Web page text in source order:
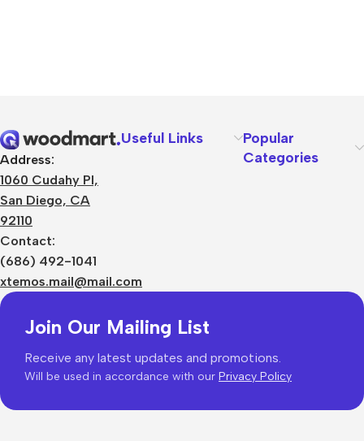
Address:
1060 Cudahy Pl,
San Diego, CA
92110
Contact:
(686) 492-1041
xtemos.mail@mail.com
Useful Links
Popular
Categories
Join Our Mailing List
Receive any latest updates and promotions.
Will be used in accordance with our Privacy Policy